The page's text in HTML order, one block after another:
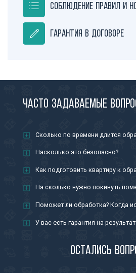
Соблюдение правил и
Гарантия в договоре
Часто задаваемые
Сколько по времени длится
Насколько это безопасно?
Как подготовить квартиру к
На сколько нужно покинуть
Поможет ли обработка? Когда
У вас есть гарантия на
Остались